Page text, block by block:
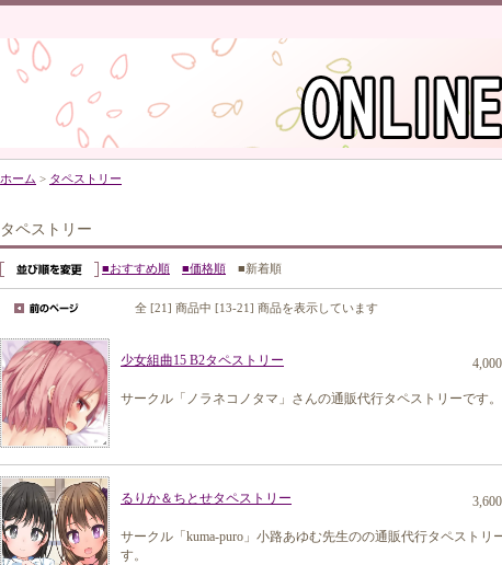
ホーム > タペストリー
タペストリー
■おすすめ順 ■価格順 ■新着順
全 [21] 商品中 [13-21] 商品を表示しています
少女組曲15 B2タペストリー
サークル「ノラネコノタマ」さんの通販代行タペストリーです。
るりか＆ちとせタペストリー
サークル「kuma-puro」小路あゆむ先生のの通販代行タペストリ
す。